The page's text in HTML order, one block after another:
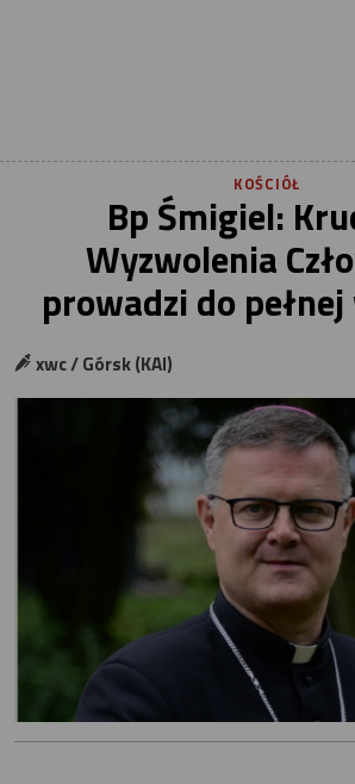
KOŚCIÓŁ
Bp Śmigiel:
Wyzwolenia
prowadzi do
xwc / Górsk (KAI)